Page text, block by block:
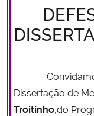
Ministério da Mulher, da
Secretaria de Governo
Dissertação de
Troitinho,do